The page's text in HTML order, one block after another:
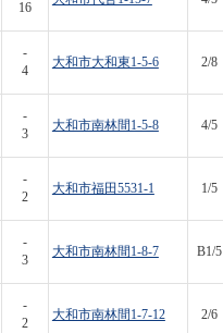
16
-
4
大和市大和東1-5-6 2/8
-
3
大和市南林間1-5-8 4/5
-
2
大和市福田5531-1 1/5
-
3
大和市南林間1-8-7 B1/5
-
2
大和市南林間1-7-12 2/6